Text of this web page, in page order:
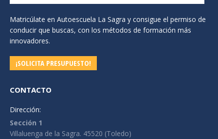
Matricúlate en Autoescuela La Sagra y consigue el permiso de
conducir que buscas, con los métodos de formación más
innovadores.
¡SOLICITA PRESUPUESTO!
CONTACTO
Dirección:
Sección 1
Villaluenga de la Sagra. 45520 (Toledo)